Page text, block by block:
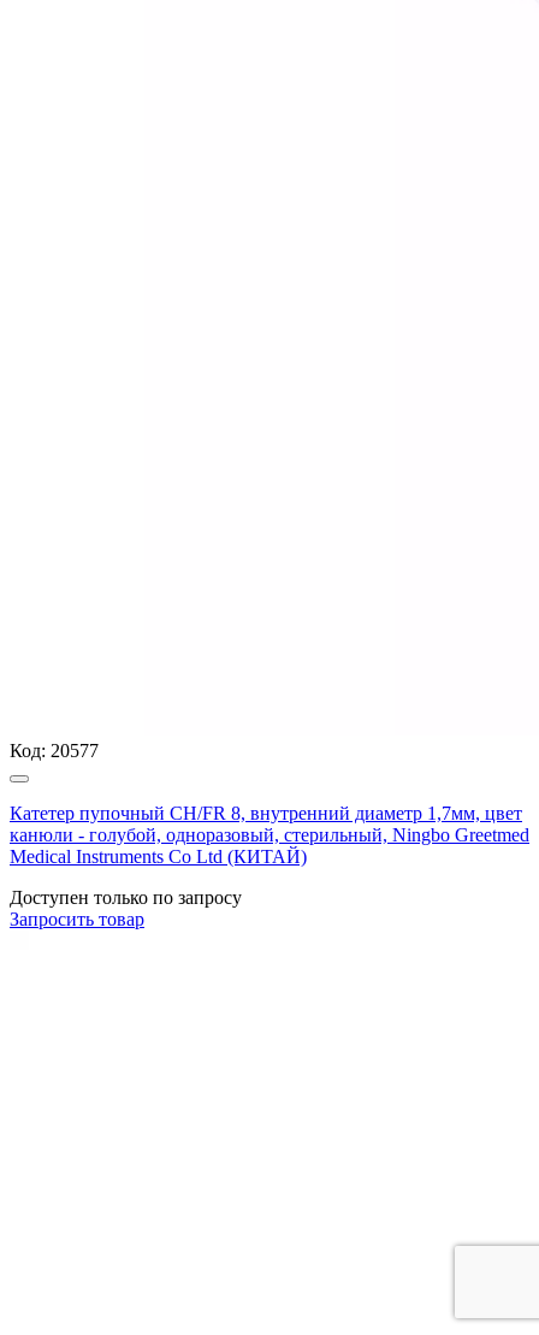
Код: 20577
Катетер пупочный CH/FR 8, внутренний диаметр 1,7мм, цвет
канюли - голубой, одноразовый, стерильный, Ningbo Greetmed
Medical Instruments Co Ltd (КИТАЙ)
Доступен только по запросу
Запросить товар